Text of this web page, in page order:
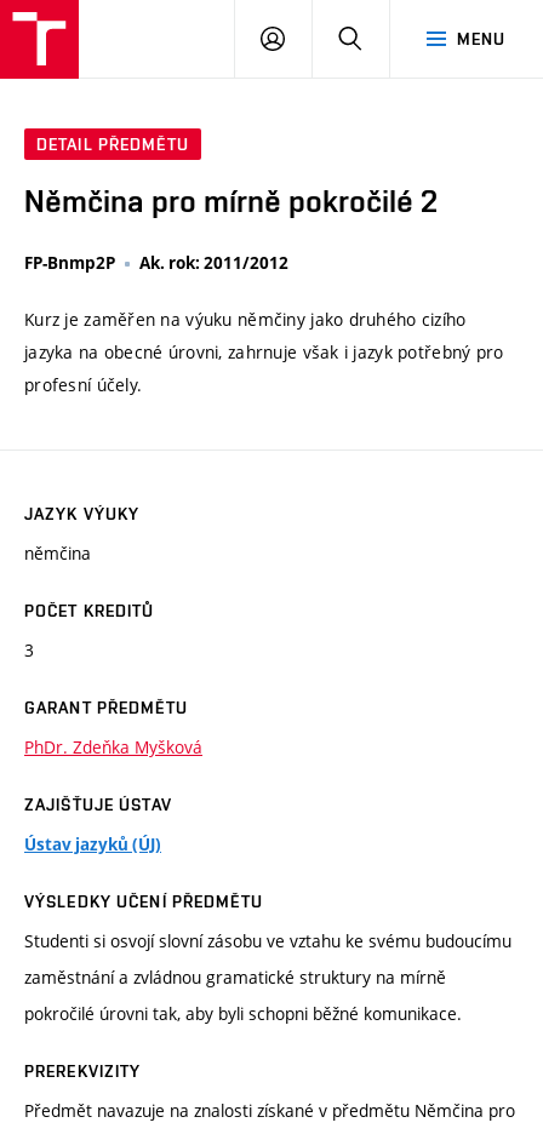
MENU
PŘIHLÁSIT
DETAIL PŘEDMĚTU
Němčina pro mírně pokročilé 2
FP-Bnmp2P Ak. rok: 2011/2012
Kurz je zaměřen na výuku němčiny jako druhého cizího
jazyka na obecné úrovni, zahrnuje však i jazyk potřebný pro
profesní účely.
JAZYK VÝUKY
němčina
POČET KREDITŮ
3
GARANT PŘEDMĚTU
PhDr. Zdeňka Myšková
ZAJIŠŤUJE ÚSTAV
Ústav jazyků (ÚJ)
VÝSLEDKY UČENÍ PŘEDMĚTU
Studenti si osvojí slovní zásobu ve vztahu ke svému budoucímu
zaměstnání a zvládnou gramatické struktury na mírně
pokročilé úrovni tak, aby byli schopni běžné komunikace.
PREREKVIZITY
Předmět navazuje na znalosti získané v předmětu Němčina pro